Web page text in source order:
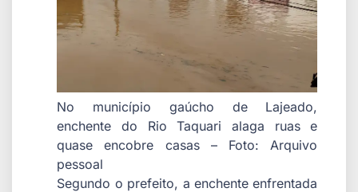
No município gaúcho de Lajeado,
enchente do Rio Taquari alaga ruas e
quase encobre casas – Foto: Arquivo
pessoal
Segundo o prefeito, a enchente enfrentada